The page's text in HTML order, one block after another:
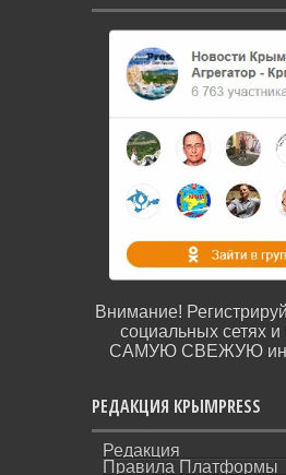
Внимание!
социальных сетях и
САМУЮ СВЕЖУЮ
РЕДАКЦИЯ КРЫМPRESS
Редакция
Правила Платформы